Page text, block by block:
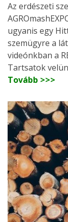
Az erdészeti
ugyanis egy
szemügyre a
videónkban a
Tartsatok
Tovább >>>